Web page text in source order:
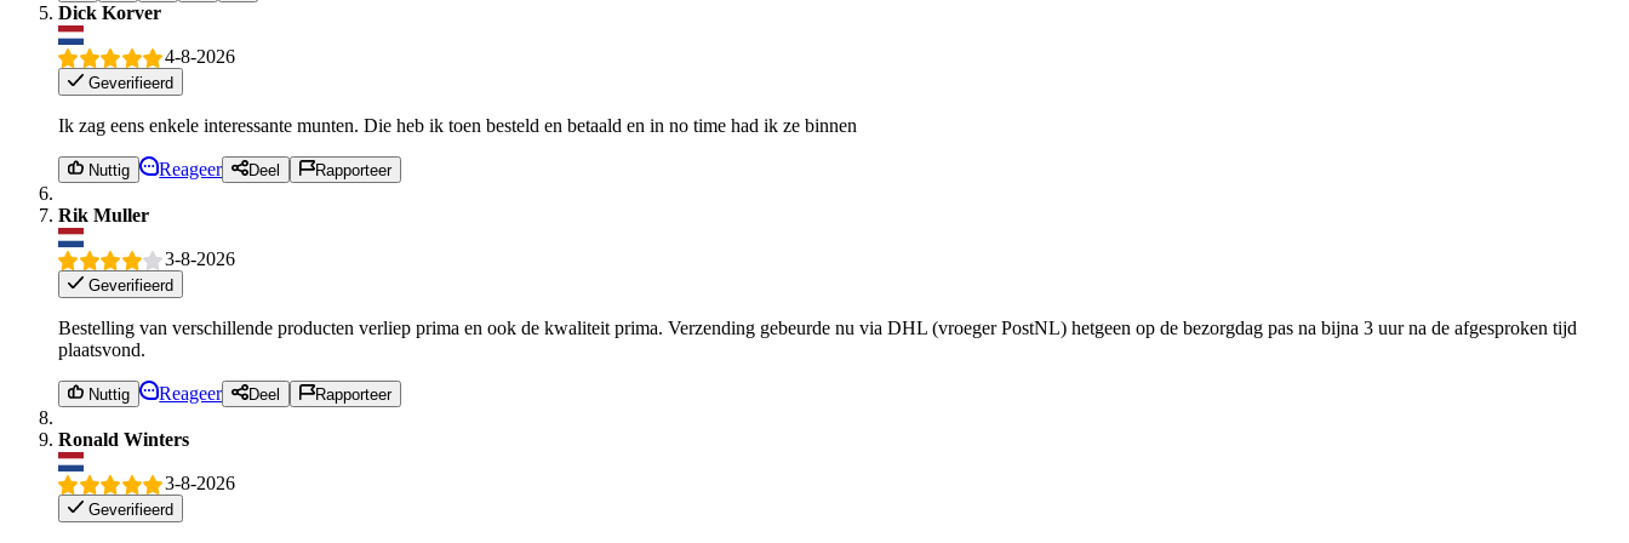
Dick Korver
4-8-2026
Geverifieerd
Ik zag eens enkele interessante munten. Die heb ik toen besteld en betaald en in no time had ik ze binnen
Nuttig Reageer Deel Rapporteer
Rik Muller
3-8-2026
Geverifieerd
Bestelling van verschillende producten verliep prima en ook de kwaliteit prima. Verzending gebeurde nu via DHL (vroeger PostNL) hetgeen op de bezorgdag pas na bijna 3 uur na de afgesproken tijd
plaatsvond.
Nuttig Reageer Deel Rapporteer
Ronald Winters
3-8-2026
Geverifieerd